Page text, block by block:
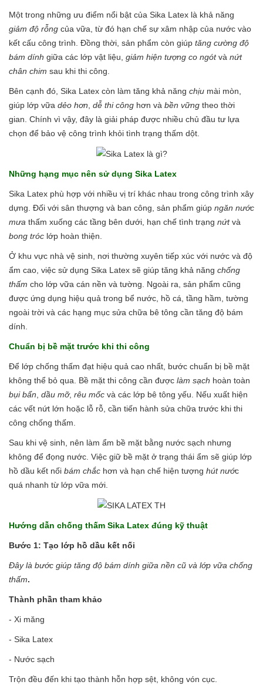
Một trong những ưu điểm nổi bật của Sika Latex là khả năng
giảm độ rỗng của vữa, từ đó hạn chế sự xâm nhập của nước vào
kết cấu công trình. Đồng thời, sản phẩm còn giúp tăng cường độ
bám dính giữa các lớp vật liệu, giảm hiện tượng co ngótvà nứt
chân chim sau khi thi công.
Bên cạnh đó, Sika Latex còn làm tăng khả năng chịu mài mòn,
giúp lớp vữa dẻo hơn dễ thi công hơn và bền vững theo thời
gian. Chính vì vậy, đây là giải pháp được nhiều chủ đầu tư lựa
chọn để bảo vệ công trình khỏi tình trạng thấm dột.
Những hạng mục nên sử dụng Sika Latex
Sika Latex phù hợp với nhiều vị trí khác nhau trong công trình xây
dựng. Đối với sân thượng và ban công, sản phẩm giúp ngăn nước
mưa thấm xuống các tầng bên dưới, hạn chế tình trạng nứtvà
bong tróc lớp hoàn thiện.
Ở khu vực nhà vệ sinh, nơi thường xuyên tiếp xúc với nước và độ
ẩm cao, việc sử dụng Sika Latex sẽ giúp tăng khả năng chống
thấm cho lớp vữa cán nền và tường. Ngoài ra, sản phẩm cũng
được ứng dụng hiệu quả trong bể nước, hồ cá, tầng hầm, tường
ngoài trời và các hạng mục sửa chữa bê tông cần tăng độ bám
dính.
Chuẩn bị bề mặt trước khi thi công
Để lớp chống thấm đạt hiệu quả cao nhất, bước chuẩn bị bề mặt
không thể bỏ qua. Bề mặt thi công cần được làm sạch hoàn toàn
bụi bẩn dầu mỡ, rêu mốc và các lớp bê tông yếu. Nếu xuất hiện
các vết nứt lớn hoặc lỗ rỗ, cần tiến hành sửa chữa trước khi thi
công chống thấm.
Sau khi vệ sinh, nên làm ẩm bề mặt bằng nước sạch nhưng
không để đọng nước. Việc giữ bề mặt ở trạng thái ẩm sẽ giúp lớp
hồ dầu kết nối bám chắc hơn và hạn chế hiện tượng hút nước
quá nhanh từ lớp vữa mới.
Hướng dẫn chống thấm Sika Latex đúng kỹ thuật
Bước 1: Tạo lớp hồ dầu kết nối
Đây là bước giúp tăng độ bám dính giữa nền cũ và lớp vữa chống
thấm.
Thành phần tham khảo
- Xi măng
- Sika Latex
- Nước sạch
Trộn đều đến khi tạo thành hỗn hợp sệt, không vón cục.